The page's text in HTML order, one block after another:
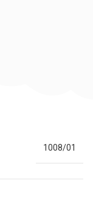
1008/01